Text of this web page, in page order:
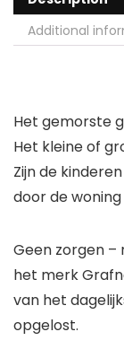
Additional
Het gemorste
Het kleine of
Zijn de
door de
Geen zorgen –
het merk
van het
opgelost.